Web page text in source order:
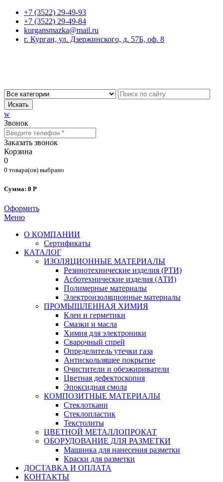
+7 (3522) 29-49-93
+7 (3522) 29-49-84
kurgansmazka@mail.ru
г. Курган, ул. Дзержинского, д. 57Б, оф. 8
Искать
w
Звонок
Заказать звонок
Корзина
0
0 товара(ов) выбрано
Сумма: 0 Р
Оформить
Меню
О КОМПАНИИ
Сертификаты
КАТАЛОГ
ИЗОЛЯЦИОННЫЕ МАТЕРИАЛЫ
Резинотехнические изделия (РТИ)
Асботехнические изделия (АТИ)
Полимерные материалы
Электроизоляционные материалы
ПРОМЫШЛЕННАЯ ХИМИЯ
Клеи и герметики
Смазки и масла
Химия для электроники
Сварочный спрей
Определитель утечки газа
Антискользящее покрытие
Очистители и обезжириватели
Цветная дефектоскопия
Эпоксидная смола
КОМПОЗИТНЫЕ МАТЕРИАЛЫ
Стеклоткани
Стеклопластик
Текстолиты
ЦВЕТНОЙ МЕТАЛЛОПРОКАТ
ОБОРУДОВАНИЕ ДЛЯ РАЗМЕТКИ
Машинка для нанесения разметки
Краски для разметки
ДОСТАВКА И ОПЛАТА
КОНТАКТЫ